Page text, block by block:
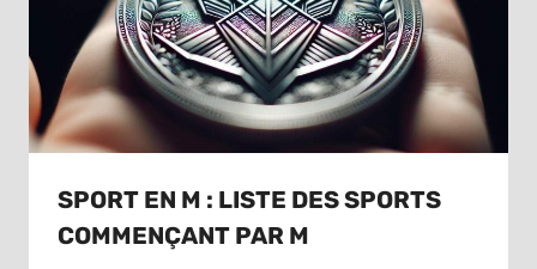
SPORT EN M : LISTE DES SPORTS
COMMENÇANT PAR M